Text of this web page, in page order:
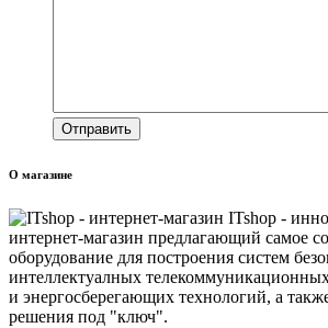
О магазине
ITshop -
интернет-магазин предлагающий самое
оборудование для построения систем
интеллектуалных телекоммуникационных
и энергосберегающих технологий, а
решения под "ключ".